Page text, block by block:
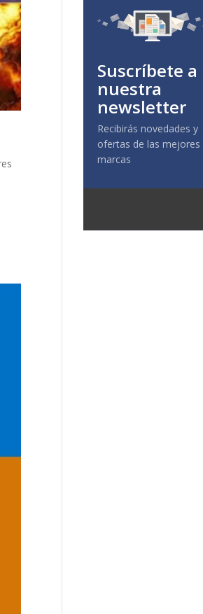
Suscríbete a
nuestra
newsletter
Recibirás novedades y
ofertas de las mejores
marcas